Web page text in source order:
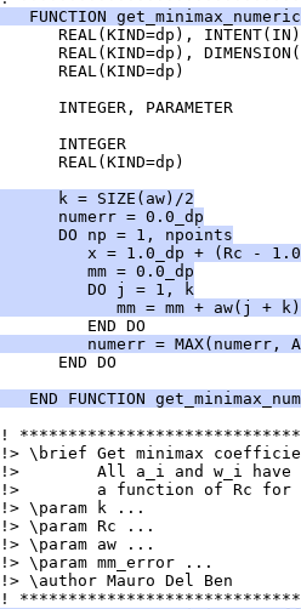
FUNCTION
REAL(KIND=dp),
REAL(KIND=dp),
REAL(KIND=dp)
INTEGER, PARAMETER
INTEGER
REAL(KIND=dp)
k = SIZE(aw)/2
numerr = 0.0_dp
DO np = 1, npoints
x = 1.0_dp + (Rc -
mm = 0.0_dp
DO j = 1, k
mm = mm + aw(j +
END DO
numerr = MAX(numerr,
END DO
END FUNCTION
\brief Get minimax
All a_i and w_i
a function of Rc for
\param k ...
\param Rc ...
\param aw ...
\param mm_error ...
\author Mauro Del Ben